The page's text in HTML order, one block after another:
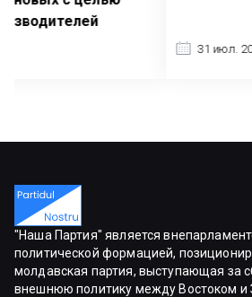
Vizualizări
"Нашa Партия" является
политической формацией,
молдавская партия, выступающая за
внешнюю политику между Востоком